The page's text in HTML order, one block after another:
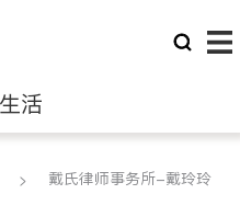
生活
律师
戴氏律师事务所-戴玲玲